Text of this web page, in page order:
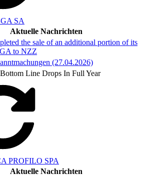
SA
Aktuelle Nachrichten
the sale of an additional portion of its
to NZZ
(27.04.2026)
Line Drops In Full Year
PROFILO SPA
Aktuelle Nachrichten